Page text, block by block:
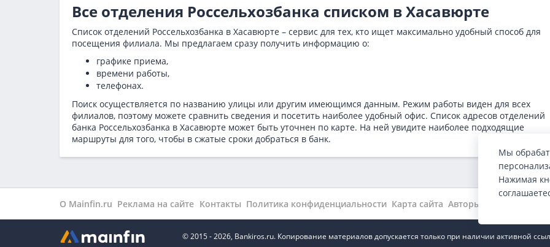
Все отделения Россельхозбанка списком в Хасавюрте
Список отделений Россельхозбанка в Хасавюрте – сервис для тех, кто ищет максимально удобный способ для
посещения филиала. Мы предлагаем сразу получить информацию о:
графике приема,
времени работы,
телефонах.
Поиск осуществляется по названию улицы или другим имеющимся данным. Режим работы виден для всех
филиалов, поэтому можете сравнить сведения и посетить наиболее удобный офис. Список адресов отделений
банка Россельхозбанка в Хасавюрте может быть уточнен по карте. На ней увидите наиболее подходящие
маршруты для того, чтобы в сжатые сроки добраться в банк.
О Mainfin.ru Реклама на сайте Контакты Политика конфиденциальности Карта сайта Авторы
© 2015 - 2026, Bankiros.ru. Копирование материалов допускается только при наличии активной
Мы
Нажимая